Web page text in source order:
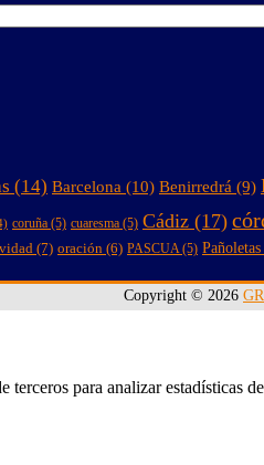
(14) Barcelona (10) Benirredrá (9)
coruña (5) cuaresma (5) Cádiz (17)
(7) oración (6) PASCUA(5) Pañoletas
Copyright © 2026
terceros para analizar estadísticas